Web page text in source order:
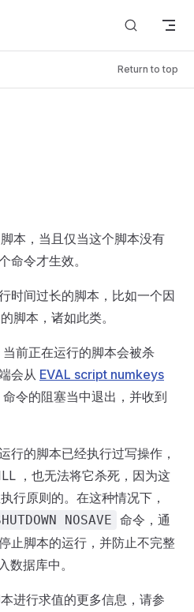
Return to top
本，当且仅当这个脚本没有
命令才生效。
时间过长的脚本，比如一个因
脚本，诸如此类。
前正在运行的脚本会被杀
会从 EVAL script numkeys
命令的阻塞当中退出，并收到
行的脚本已经执行过写操作，
，也无法将它杀死，因为这
行原则的。在这种情况下，
NOSAVE 命令，通
止脚本的运行，并防止不完整
据库中。
进行求值的更多信息，请参